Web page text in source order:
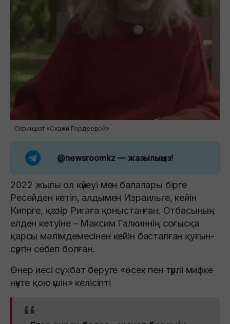
Скриншот «Скажи Гордеевой»
@newsroomkz — жазылыңыз!
2022 жылы ол күйеуі мен балалары бірге
Ресейден кетіп, алдымен Израильге, кейін
Кипрге, қазір Ригаға қоныстанған. Отбасының
елден кетуіне – Максим Галкиннің соғысқа
қарсы мәлімдемесінен кейін басталған қуғын-
сүргін себеп болған.
Өнер иесі сұхбат беруге «өсек пен түрлі мифке
нүкте қою үшін» келісіпті